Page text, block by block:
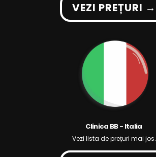
VEZI PREȚURI →
Clinica BB - Italia
Vezi lista de prețuri mai jos.